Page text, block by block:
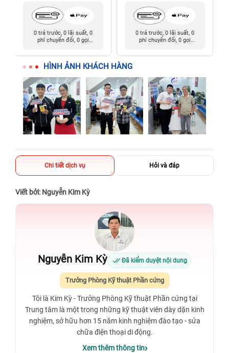
0 trả trước, 0 lãi suất, 0
phí chuyển đổi, 0 gọi
0 trả trước, 0 lãi suất, 0
phí chuyển đổi, 0 gọi
HÌNH ẢNH KHÁCH HÀNG
Chi tiết dịch vụ Hỏi và đáp
Viết bởi: Nguyễn Kim Kỳ
Nguyễn Kim Kỳ Đã kiểm duyệt nội dung
Trưởng Phòng Kỹ thuật Phần cứng
Tôi là Kim Kỳ - Trưởng Phòng Kỹ thuật Phần cứng tại
Trung tâm là một trong những kỹ thuật viên dày dặn kinh
nghiệm, sở hữu hơn 15 năm kinh nghiệm đào tạo - sửa
chữa điện thoại di động.
Xem thêm thông tin